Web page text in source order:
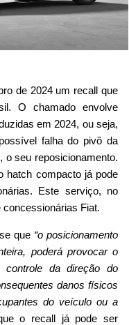
de 2024 um recall que
O chamado envolve
em 2024, ou seja,
falha do pivô da
o seu reposicionamento.
hatch compacto já pode
Este serviço, no
concessionárias Fiat.
que “o posicionamento
poderá provocar o
da direção do
danos físicos
do veículo ou a
o recall já pode ser